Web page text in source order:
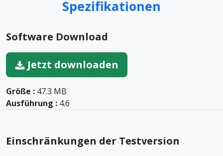
Spezifikationen
Software Download
Jetzt downloaden
Größe : 47.3 MB
Ausführung : 4.6
Einschränkungen der Testversion